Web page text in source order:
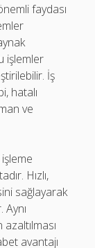
faydası
işlemler
İş
hatalı
ve
Hızlı,
sağlayarak
avantajı